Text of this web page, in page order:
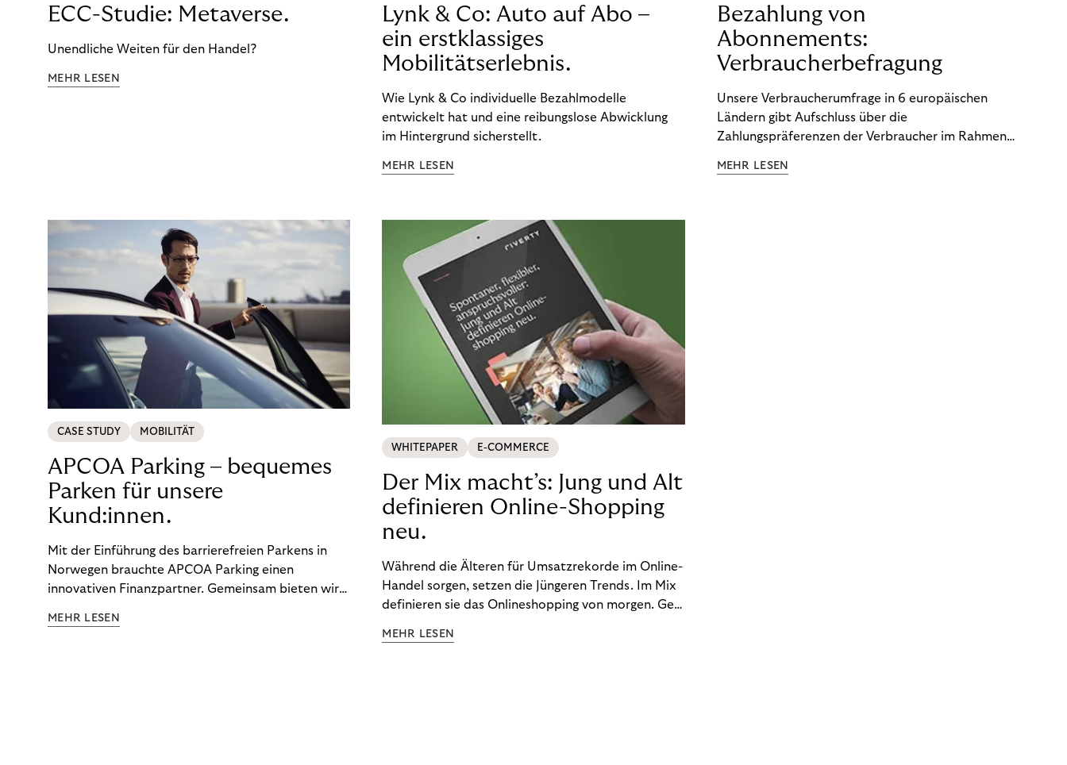
ECC-Studie: Metaverse.
Unendliche Weiten für den Handel?
MEHR LESEN
Lynk & Co: Auto auf Abo –
ein erstklassiges
Mobilitätserlebnis.
Wie Lynk & Co individuelle Bezahlmodelle
entwickelt hat und eine reibungslose Abwicklung
im Hintergrund sicherstellt.
MEHR LESEN
Bezahlung von
Abonnements:
Verbraucherbefragung
Unsere Verbraucherumfrage in 6 europäischen
Ländern gibt Aufschluss über die
Zahlungspräferenzen der Verbraucher im Rahmen
Ergebnisse, um zu erfahren, wie Sie
MEHR LESEN
CASE STUDY MOBILITÄT
APCOA Parking – bequemes
Parken für unsere
Kund:innen.
Mit der Einführung des barrierefreien Parkens in
Norwegen brauchte APCOA Parking einen
innovativen Finanzpartner. Gemeinsam bieten wir
Erlebnis.
MEHR LESEN
WHITEPAPER E-COMMERCE
Der Mix macht’s: Jung und Alt
definieren Online-Shopping
neu.
Während die Älteren für Umsatzrekorde im Online-
Handel sorgen, setzen die Jüngeren Trends. Im Mix
definieren sie das Onlineshopping von morgen. Gen
gemeinsame Leidenschaft - allerdings
MEHR LESEN